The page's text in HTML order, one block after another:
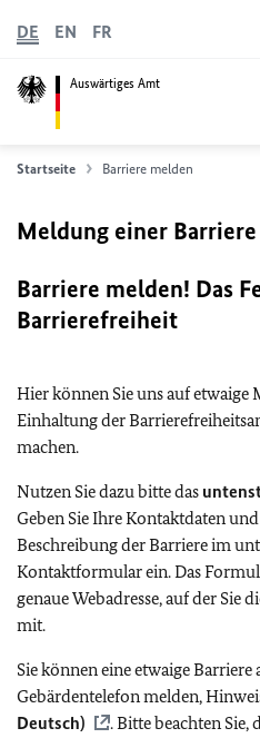
Auswärtiges Amt
DE EN FR
Startseite Barriere melden
Meldung einer Barriere
Barriere melden! Das
Barrierefreiheit
Hier können Sie uns auf etwaige
Einhaltung der
machen.
Nutzen Sie dazu bitte das
Geben Sie Ihre Kontaktdaten
Beschreibung der Barriere im
Kontaktformular ein. Das
genaue Webadresse, auf der Sie
mit.
Sie können eine etwaige Barriere
Gebärdentelefon melden,
Deutsch)
. Bitte beachten Sie,